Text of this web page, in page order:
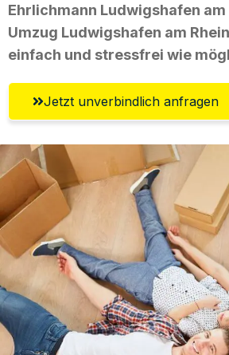
Ehrlichmann Ludwigshafen am
Umzug Ludwigshafen am
einfach und stressfrei wie
Jetzt unverbindlich anfragen